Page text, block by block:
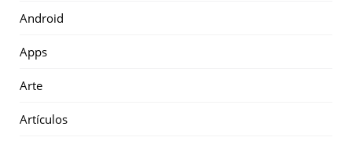
Android
Apps
Arte
Artículos